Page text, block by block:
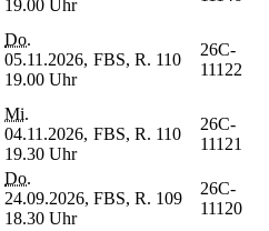
19.00 Uhr
Do.
05.11.2026,
19.00 Uhr
FBS, R. 110
26C-
11122
Mi.
04.11.2026,
19.30 Uhr
FBS, R. 110
26C-
11121
Do.
24.09.2026,
18.30 Uhr
FBS, R. 109
26C-
11120